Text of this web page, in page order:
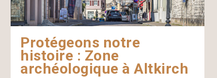
Protégeons notre
histoire : Zone
archéologique à Altkirch